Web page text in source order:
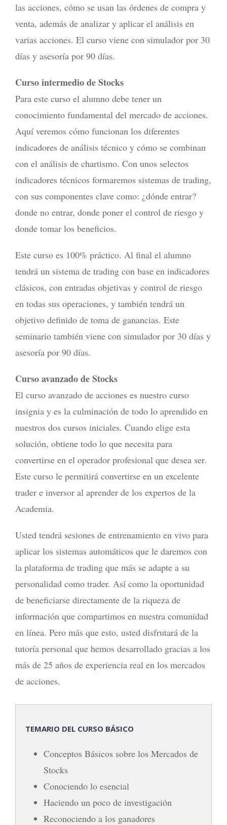
las acciones, cómo se usan las órdenes de compra y
venta, además de analizar y aplicar el análisis en
varias acciones. El curso viene con simulador por 30
días y asesoría por 90 días.
Curso intermedio de Stocks
Para este curso el alumno debe tener un
conocimiento fundamental del mercado de acciones.
Aquí veremos cómo funcionan los diferentes
indicadores de análisis técnico y cómo se combinan
con el análisis de chartismo. Con unos selectos
indicadores técnicos formaremos sistemas de trading,
con sus componentes clave como: ¿dónde entrar?
donde no entrar, donde poner el control de riesgo y
donde tomar los beneficios.
Este curso es 100% práctico. Al final el alumno
tendrá un sistema de trading con base en indicadores
clásicos, con entradas objetivas y control de riesgo
en todas sus operaciones, y también tendrá un
objetivo definido de toma de ganancias. Este
seminario también viene con simulador por 30 días y
asesoría por 90 días.
Curso avanzado de Stocks
El curso avanzado de acciones es nuestro curso
insignia y es la culminación de todo lo aprendido en
nuestros dos cursos iniciales. Cuando elige esta
solución, obtiene todo lo que necesita para
convertirse en el operador profesional que desea ser.
Este curso le permitirá convertirse en un excelente
trader e inversor al aprender de los expertos de la
Academia.
Usted tendrá sesiones de entrenamiento en vivo para
aplicar los sistemas automáticos que le daremos con
la plataforma de trading que más se adapte a su
personalidad como trader. Así como la oportunidad
de beneficiarse directamente de la riqueza de
información que compartimos en nuestra comunidad
en línea. Pero más que esto, usted disfrutará de la
tutoría personal que hemos desarrollado gracias a los
más de 25 años de experiencia real en los mercados
de acciones.
TEMARIO DEL CURSO BÁSICO
Conceptos Básicos sobre los Mercados de
Stocks
Conociendo lo esencial
Haciendo un poco de investigación
Reconociendo a los ganadores